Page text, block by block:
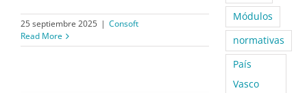
25 septiembre 2025 | Consoft
Read More
Módulos
normativas
País
Vasco